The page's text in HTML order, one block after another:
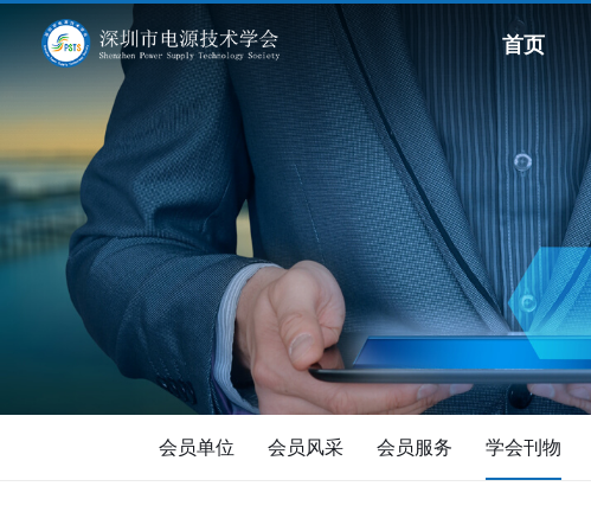
首页
会员单位 会员风采 会员服务 学会刊物